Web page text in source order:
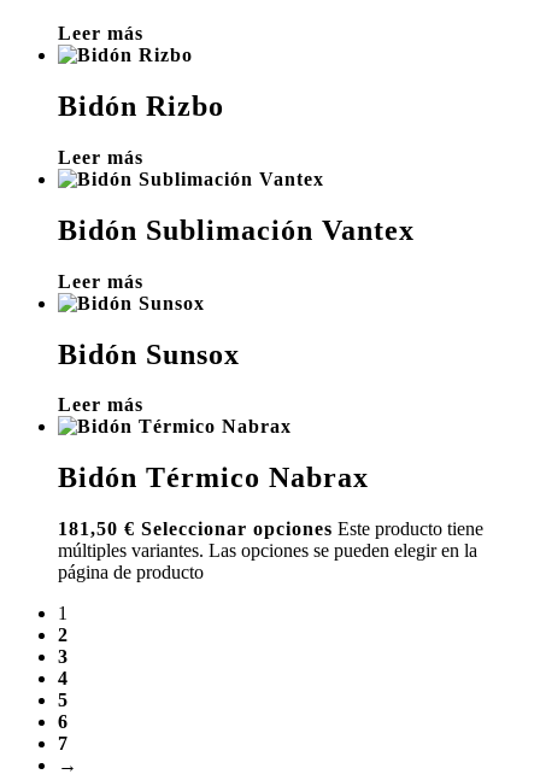
Leer más
Bidón Rizbo
Leer más
Bidón Sublimación Vantex
Leer más
Bidón Sunsox
Leer más
Bidón Térmico Nabrax
181,50 € Seleccionar opciones Este producto tiene
múltiples variantes. Las opciones se pueden elegir en la
página de producto
1
2
3
4
5
6
7
→